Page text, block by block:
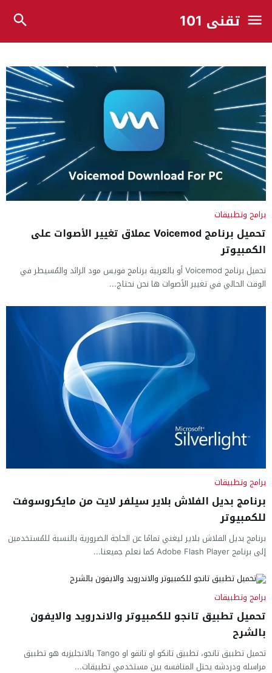
تقني 101
برامج وتطبيقات
تحميل برنامج Voicemod عملاق تغيير الأصوات على
الكمبيوتر
تحميل برنامج Voicemod أو بالعربية برنامج فويس مود الرائد والمُسيطر في
الوقت الحالي في تغيير الأصوات ها نحن نحتاج...
برامج وتطبيقات
برنامج بديل الفلاش بلاير سيلفر لايت من مايكروسوفت
للكمبيوتر
برنامج بديل الفلاش بلاير ليغني تمامًا عن الحاجة الضرورية بالنسبة للمُستخدمين
إلى برنامج Adobe Flash Player كما نعلم جميعنا...
برامج وتطبيقات
تحميل تطبيق تانجو للكمبيوتر والاندرويد والايفون
بالشرح
تحميل تطبيق تانجو، تطبيق تانكو او تانقو او Tango بالانجليزيه هو تطبيق
مراسله ودردشه يحتل المنافسه بين مستخدمي تطبيقات...